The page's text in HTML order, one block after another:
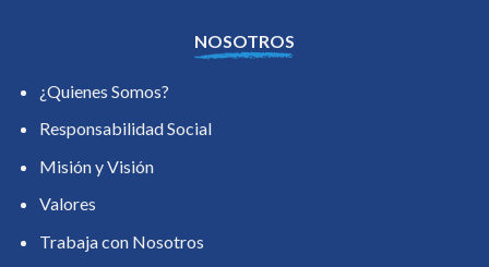
NOSOTROS
¿Quienes Somos?
Responsabilidad Social
Misión y Visión
Valores
Trabaja con Nosotros